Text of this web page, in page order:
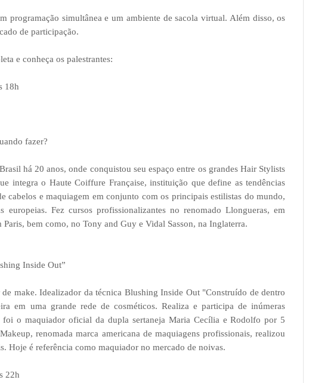
programação simultânea e um ambiente de sacola virtual. Além disso, os
de participação.
e conheça os palestrantes:
18h
fazer?
há 20 anos, onde conquistou seu espaço entre os grandes Hair Stylists
integra o Haute Coiffure Française, instituição que define as tendências
cabelos e maquiagem em conjunto com os principais estilistas do mundo,
europeias. Fez cursos profissionalizantes no renomado Llongueras, em
Paris, bem como, no Tony and Guy e Vidal Sasson, na Inglaterra.
Inside Out”
de make. Idealizador da técnica Blushing Inside Out "Construído de dentro
em uma grande rede de cosméticos. Realiza e participa de inúmeras
foi o maquiador oficial da dupla sertaneja Maria Cecília e Rodolfo por 5
renomada marca americana de maquiagens profissionais, realizou
Hoje é referência como maquiador no mercado de noivas.
22h